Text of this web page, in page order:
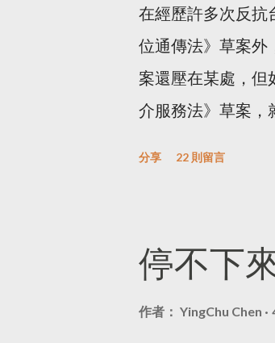
在經歷許多次反抗
位通傳法》草案外
案還壓在某處，但
介服務法》草案，
我在讀《數位服務
Directive ，而不
分享 22 則留言
停不下
作者： YingChu Chen